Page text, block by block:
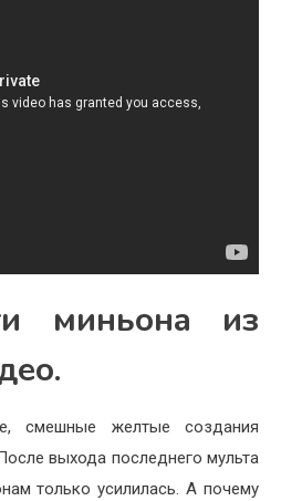
миньона из
смешные желтые создания
выхода последнего мульта
только усилилась. А почему